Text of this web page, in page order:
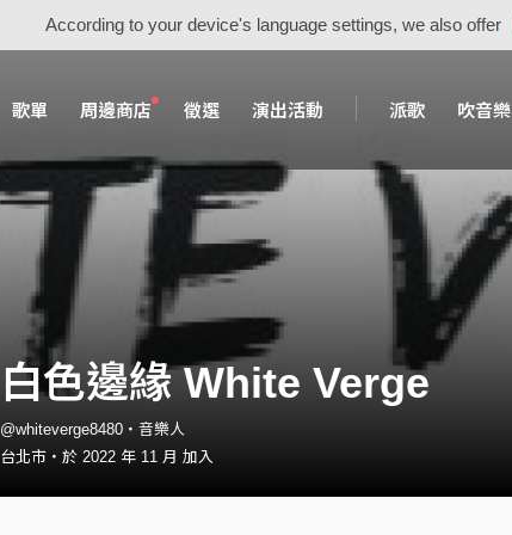
According to your device's language settings, we also offer
歌單 周邊商店 徵選 演出活動 派歌 吹音樂
白色邊緣 White Verge
@whiteverge8480・音樂人
台北市・於 2022 年 11 月 加入